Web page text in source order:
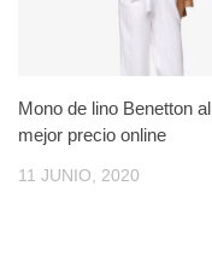
Mono de lino Benetton al
mejor precio online
11 JUNIO, 2020